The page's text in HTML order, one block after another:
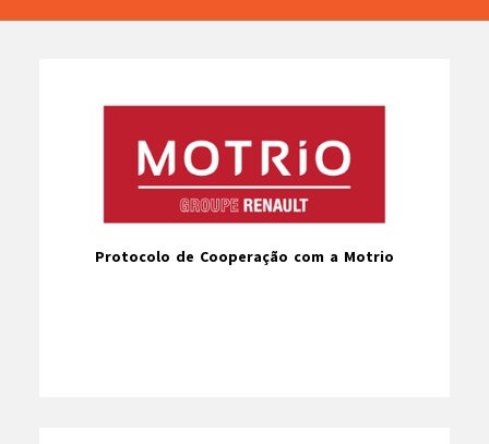
Protocolo de Cooperação com a Motrio